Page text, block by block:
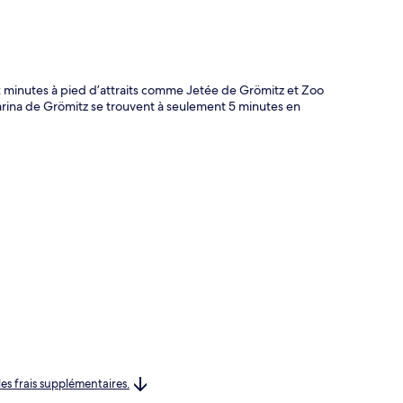
à pied d’attraits comme Jetée de Grömitz et Zoo
de Grömitz se trouvent à seulement 5 minutes en
frais supplémentaires.